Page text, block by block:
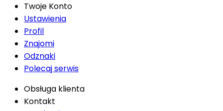
Twoje Konto
Ustawienia
Profil
Znajomi
Odznaki
Polecaj serwis
Obsługa klienta
Kontakt